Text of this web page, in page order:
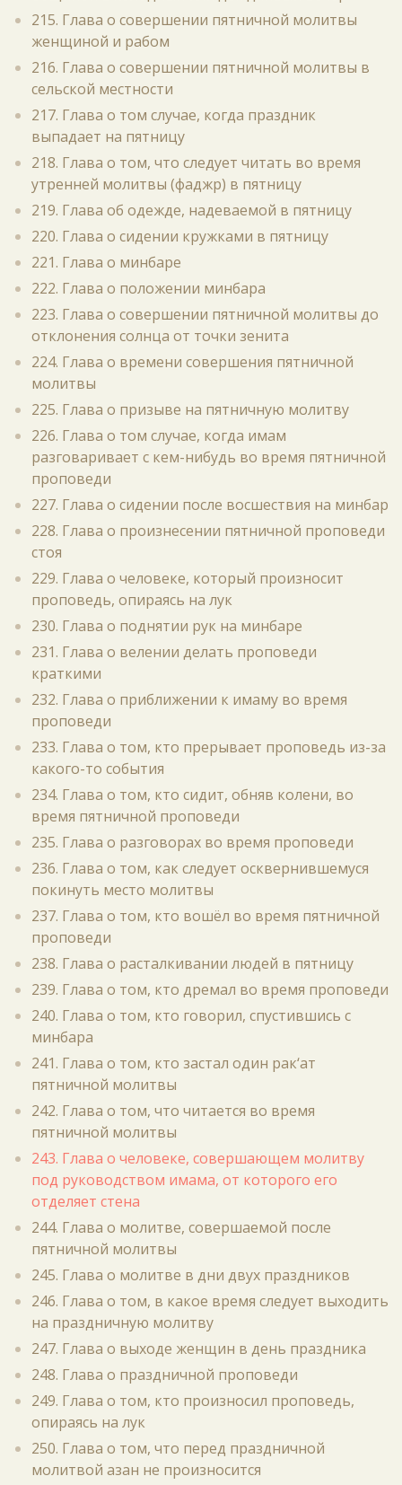
215. Глава о совершении пятничной молитвы
женщиной и рабом
216. Глава о совершении пятничной молитвы в
сельской местности
217. Глава о том случае, когда праздник
выпадает на пятницу
218. Глава о том, что следует читать во время
утренней молитвы (фаджр) в пятницу
219. Глава об одежде, надеваемой в пятницу
220. Глава о сидении кружками в пятницу
221. Глава о минбаре
222. Глава о положении минбара
223. Глава о совершении пятничной молитвы до
отклонения солнца от точки зенита
224. Глава о времени совершения пятничной
молитвы
225. Глава о призыве на пятничную молитву
226. Глава о том случае, когда имам
разговаривает с кем-нибудь во время пятничной
проповеди
227. Глава о сидении после восшествия на минбар
228. Глава о произнесении пятничной проповеди
стоя
229. Глава о человеке, который произносит
проповедь, опираясь на лук
230. Глава о поднятии рук на минбаре
231. Глава о велении делать проповеди
краткими
232. Глава о приближении к имаму во время
проповеди
233. Глава о том, кто прерывает проповедь из-за
какого-то события
234. Глава о том, кто сидит, обняв колени, во
время пятничной проповеди
235. Глава о разговорах во время проповеди
236. Глава о том, как следует осквернившемуся
покинуть место молитвы
237. Глава о том, кто вошёл во время пятничной
проповеди
238. Глава о расталкивании людей в пятницу
239. Глава о том, кто дремал во время проповеди
240. Глава о том, кто говорил, спустившись с
минбара
241. Глава о том, кто застал один рак‘ат
пятничной молитвы
242. Глава о том, что читается во время
пятничной молитвы
243. Глава о человеке, совершающем молитву
под руководством имама, от которого его
отделяет стена
244. Глава о молитве, совершаемой после
пятничной молитвы
245. Глава о молитве в дни двух праздников
246. Глава о том, в какое время следует выходить
на праздничную молитву
247. Глава о выходе женщин в день праздника
248. Глава о праздничной проповеди
249. Глава о том, кто произносил проповедь,
опираясь на лук
250. Глава о том, что перед праздничной
молитвой азан не произносится